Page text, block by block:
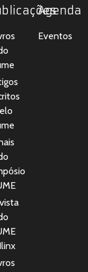
Agenda
Eventos